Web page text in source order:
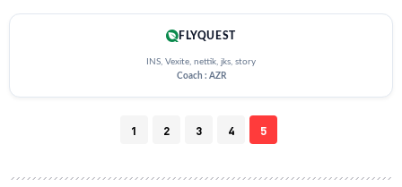
FLYQUEST
INS, Vexite, nettik, jks, story
Coach : AZR
1 2 3 4 5